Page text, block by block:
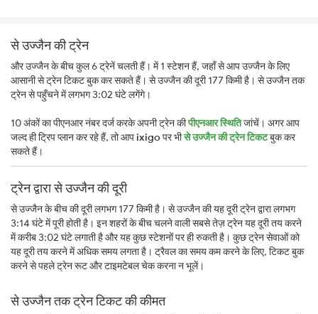
से उज्जैन की ट्रेन
और उज्जैन के बीच कुल 6 ट्रेनें चलती हैं। में 1 स्टेशन हैं, जहाँ से आप उज्जैन के लिए
आसानी से ट्रेन टिकट बुक कर सकते हैं। से उज्जैन की दूरी 177 किमी है। से उज्जैन तक
ट्रेन से पहुँचने में लगभग 3:02 घंटे लगेंगे।
10 अंकों का पीएनआर नंबर दर्ज करके अपनी ट्रेन कीपीएनआर स्थितिजांचें। अगर आप
जल्द ही ट्रिप प्लान कर रहे हैं, तो आपixigoपर भीसे उज्जैन की ट्रेन टिकटबुक कर
सकते हैं।
ट्रेन द्वारा से उज्जैन की दूरी
से उज्जैन के बीच की दूरी लगभग 177 किमी है। से उज्जैन की यह दूरी ट्रेन द्वारा लगभग
3:14 घंटे में पूरी होती है। इन शहरों के बीच चलने वाली सबसे तेज़ ट्रेन यह दूरी तय करने
में करीब 3:02 घंटे लगाती है और यह कुछ स्टेशनों पर ही रुकती है। कुछ ट्रेन सेवाओं को
यह दूरी तय करने में अधिक समय लगता है। ट्रैवल का समय कम करने के लिए, टिकट बुक
करने से पहले ट्रेन रूट और टाइमटेबल चेक करना न भूलें।
से उज्जैन तक ट्रेन टिकट की कीमत